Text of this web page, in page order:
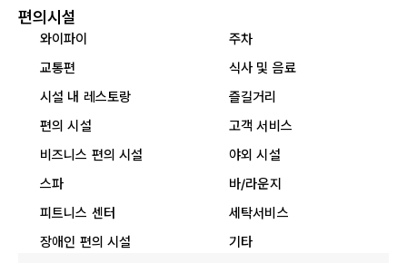
편의시설
와이파이
주차
교통편
식사 및 음료
시설 내 레스토랑
즐길거리
편의 시설
고객 서비스
비즈니스 편의 시설
야외 시설
스파
바/라운지
피트니스 센터
세탁서비스
장애인 편의 시설
기타